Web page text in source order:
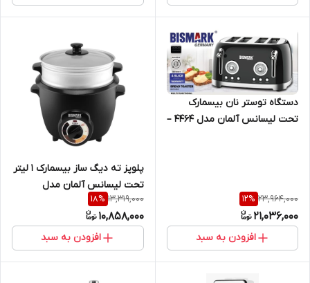
دستگاه توستر نان بیسمارک
تحت لیسانس آلمان مدل 4464 –
23,964,000
12%
21,036,000
افزودن به سبد
پلوپز ته دیگ ساز بیسمارک 1 لیتر
تحت لیسانس آلمان مدل
BM3517 bismark
13,319,000
18%
10,858,000
افزودن به سبد